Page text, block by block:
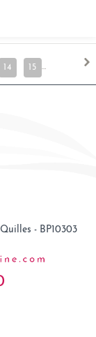
14 15 17
- BP10303